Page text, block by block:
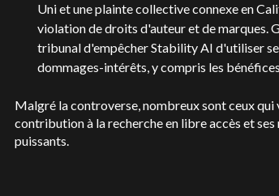
Uni et une plainte collective connexe en
violation de droits d'auteur et de marques.
tribunal d'empêcher Stability AI d'utiliser
dommages-intérêts, y compris les
Malgré la controverse, nombreux sont ceux
contribution à la recherche en libre accès et
puissants.